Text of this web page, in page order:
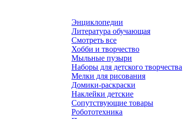
Энциклопедии
Литература обучающая
Смотреть все
Хобби и творчество
Мыльные пузыри
Наборы для детского творчества
Мелки для рисования
Домики-раскраски
Наклейки детские
Сопутствующие товары
Робототехника